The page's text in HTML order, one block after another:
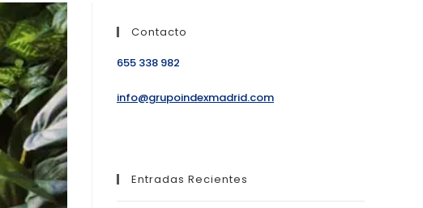
Contacto
655 338 982
info@grupoindexmadrid.com
Entradas Recientes